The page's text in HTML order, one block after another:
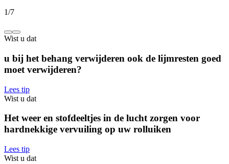
1/7
Wist u dat
u bij het behang verwijderen ook de lijmresten goed
moet verwijderen?
Lees tip
Wist u dat
Het weer en stofdeeltjes in de lucht zorgen voor
hardnekkige vervuiling op uw rolluiken
Lees tip
Wist u dat